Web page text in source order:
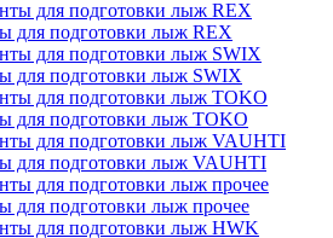
для подготовки лыж REX
для подготовки лыж SWIX
для подготовки лыж TOKO
для подготовки лыж VAUHTI
для подготовки лыж прочее